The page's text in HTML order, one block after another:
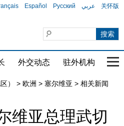
Español Русский عربي 关怀版
外交动态 驻外机构 国
） > 欧洲 > 塞尔维亚 > 相关新闻
维亚总理武切